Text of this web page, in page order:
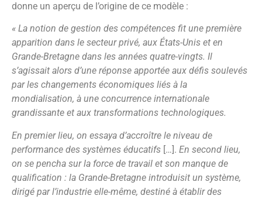
donne un aperçu de l’origine de ce modèle :
« La notion de gestion des compétences fit une première
apparition dans le secteur privé, aux États-Unis et en
Grande-Bretagne dans les années quatre-vingts. Il
s’agissait alors d’une réponse apportée aux défis soulevés
par les changements économiques liés à la
mondialisation, à une concurrence internationale
grandissante et aux transformations technologiques.
En premier lieu, on essaya d’accroître le niveau de
performance des systèmes éducatifs […]. En second lieu,
on se pencha sur la force de travail et son manque de
qualification : la Grande-Bretagne introduisit un système,
dirigé par l’industrie elle-même, destiné à établir des